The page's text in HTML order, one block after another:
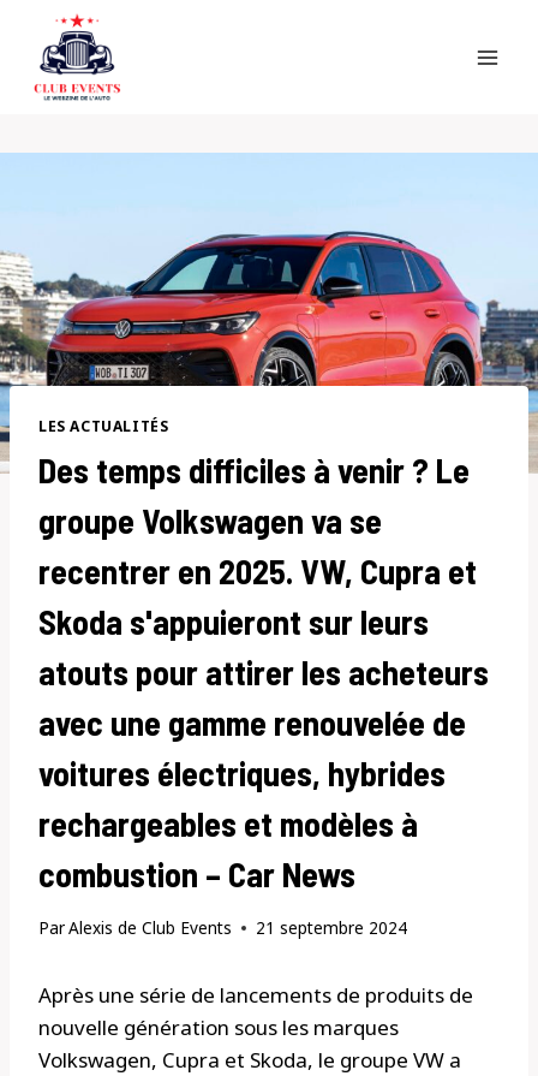
content
LES ACTUALITÉS
Des temps difficiles à venir ? Le
groupe Volkswagen va se
recentrer en 2025. VW, Cupra et
Skoda s'appuieront sur leurs
atouts pour attirer les acheteurs
avec une gamme renouvelée de
voitures électriques, hybrides
rechargeables et modèles à
combustion – Car News
ParAlexis de Club Events 21 septembre 2024
Après une série de lancements de produits de
nouvelle génération sous les marques
Volkswagen, Cupra et Skoda, le groupe VW a